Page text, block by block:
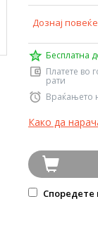
Дознај повеќе
Бесплатна
Платете во
рати
Враќањето
Како да
Споредете